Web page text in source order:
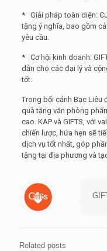
* Giải pháp toàn diện:
tặng ý nghĩa, bao gồm
yêu cầu.
* Cơ hội kinh doanh:
dẫn cho các đại lý và
tốt.
Trong bối cảnh Bạc Liêu
quà tặng văn phòng
cao. KAP và GIFTS, với
chiến lược, hứa hẹn sẽ
dịch vụ tốt nhất, góp
tặng tại địa phương và
Related posts